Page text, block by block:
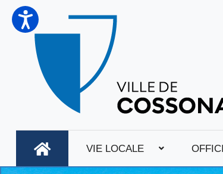
VIE LOCALE